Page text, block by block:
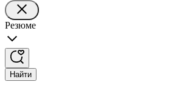
Резюме
Найти